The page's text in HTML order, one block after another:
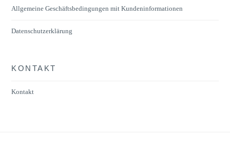
Allgemeine Geschäftsbedingungen mit Kundeninformationen
Datenschutzerklärung
KONTAKT
Kontakt